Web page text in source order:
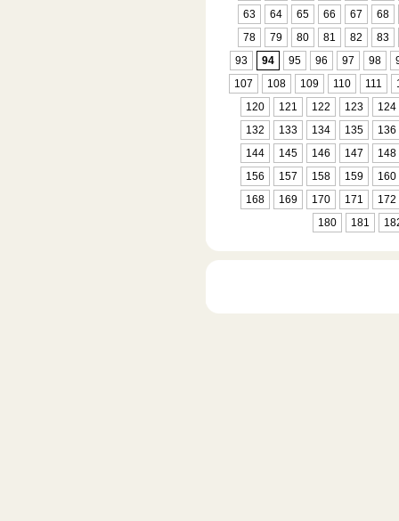
63
64 65 66 67
68
78
79 80 81 82
83
93
94 95 96 97 98
107
108 109 110 111
120
121 122 123
124
132
133 134 135
136
144
145 146 147
148
156
157 158 159
160
168
169 170 171
172
180
181